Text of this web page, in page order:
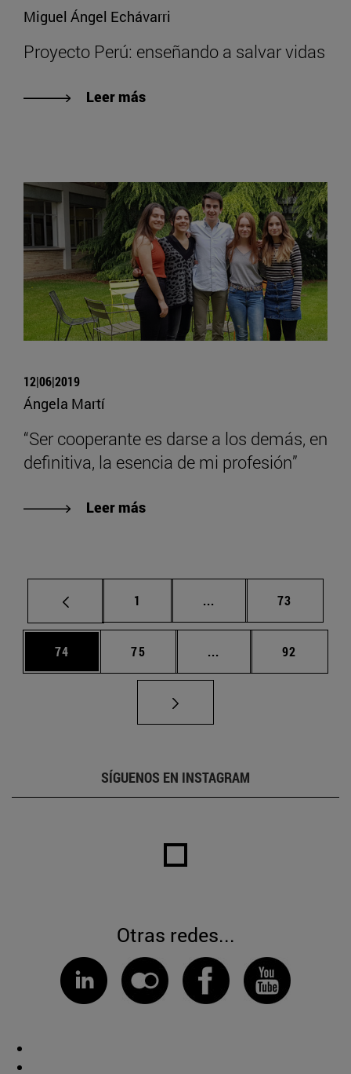
Miguel Ángel Echávarri
Proyecto Perú: enseñando a salvar vidas
Leer más
12|06|2019
Ángela Martí
“Ser cooperante es darse a los demás, en
definitiva, la esencia de mi profesión”
Leer más
Página
1 ... Páginas intermedias
Página
73
Página
74 Página
75 ... Páginas intermedias
Página
92
SÍGUENOS EN INSTAGRAM
Otras redes...